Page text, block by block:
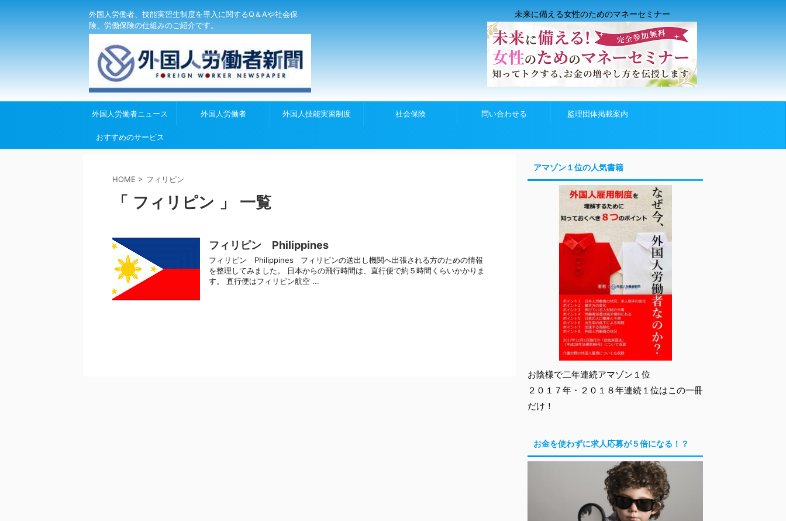
外国人労働者、技能実習生制度を導入に関するQ＆Aや社会保
険、労働保険の仕組みのご紹介です。
未来に備える女性のためのマネーセミナー
外国人労働者ニュース 外国人労働者 外国人技能実習制度 社会保険 問い合わせる 監理団体掲載案内
おすすめのサービス
HOME > フィリピン
「 フィリピン 」 一覧
フィリピン Philippines
フィリピン Philippines フィリピンの送出し機関へ出張される方のための情報
を整理してみました。 日本からの飛行時間は、直行便で約５時間くらいかかりま
す。 直行便はフィリピン航空 ...
アマゾン１位の人気書籍
お陰様で二年連続アマゾン１位
２０１７年・２０１８年連続１位はこの一冊
だけ！
お金を使わずに求人応募が５倍になる！？